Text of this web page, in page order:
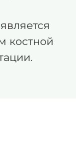
костной